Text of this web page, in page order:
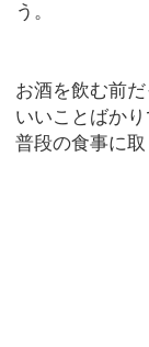
う。
お酒を飲む前
いいことばか
普段の食事に取